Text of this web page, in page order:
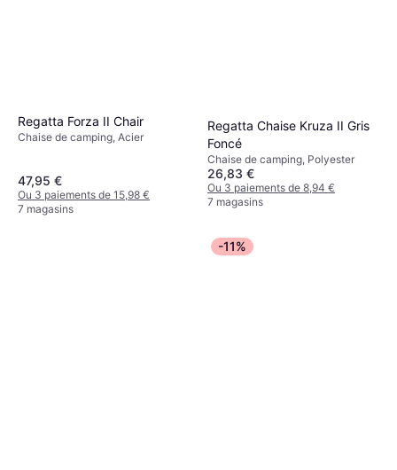
Regatta Forza II Chair
Chaise de camping, Acier
47,95 €
Ou 3 paiements de 15,98 €
7 magasins
Regatta Chaise Kruza II Gris
Foncé
Chaise de camping, Polyester
26,83 €
Ou 3 paiements de 8,94 €
7 magasins
-11%